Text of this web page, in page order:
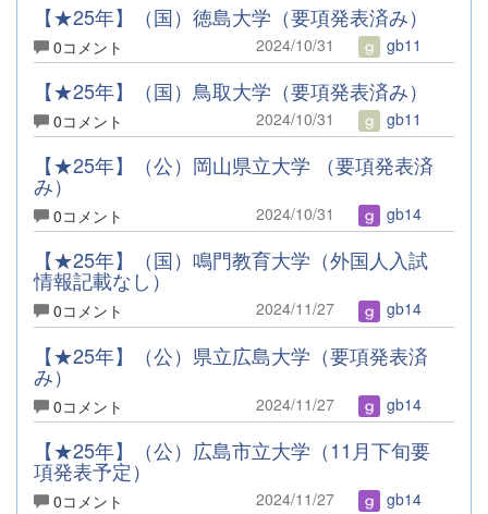
【★25年】（国）徳島大学（要項発表済み）
0コメント 2024/10/31 gb11
【★25年】（国）鳥取大学（要項発表済み）
0コメント 2024/10/31 gb11
【★25年】（公）岡山県立大学 （要項発表済
み）
0コメント 2024/10/31 gb14
【★25年】（国）鳴門教育大学（外国人入試
情報記載なし）
0コメント 2024/11/27 gb14
【★25年】（公）県立広島大学（要項発表済
み）
0コメント 2024/11/27 gb14
【★25年】（公）広島市立大学（11月下旬要
項発表予定）
0コメント 2024/11/27 gb14